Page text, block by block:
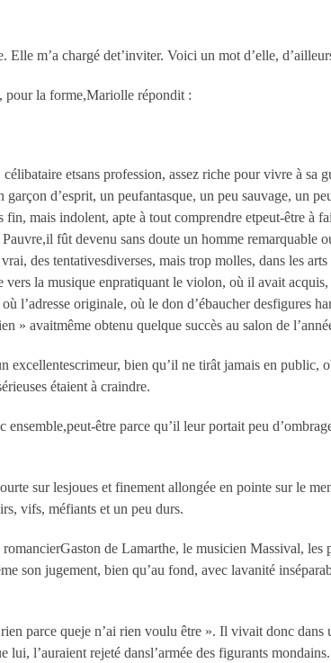
m’a chargé det’inviter. Voici un mot d’elle,
pour la forme,Mariolle répondit :
etsans profession, assez riche pour vivre à sa
garçon d’esprit, un peufantasque, un peu sauvage, un
mais indolent, apte à tout comprendre etpeut-être à
fût devenu sans doute un homme remarquable
des tentativesdiverses, mais trop molles, dans les
vers la musique enpratiquant le violon, où il avait
l’adresse originale, où le don d’ébaucher desfigures
» avaitmême obtenu quelque succès au salon de
excellentescrimeur, bien qu’il ne tirât jamais en public,
étaient à craindre.
ensemble,peut-être parce qu’il leur portait peu
sur lesjoues et finement allongée en pointe sur le
vifs, méfiants et un peu durs.
de Lamarthe, le musicien Massival,
son jugement, bien qu’au fond, avec lavanité
parce queje n’ai rien voulu être ». Il vivait donc
lui, l’auraient rejeté dansl’armée des figurants